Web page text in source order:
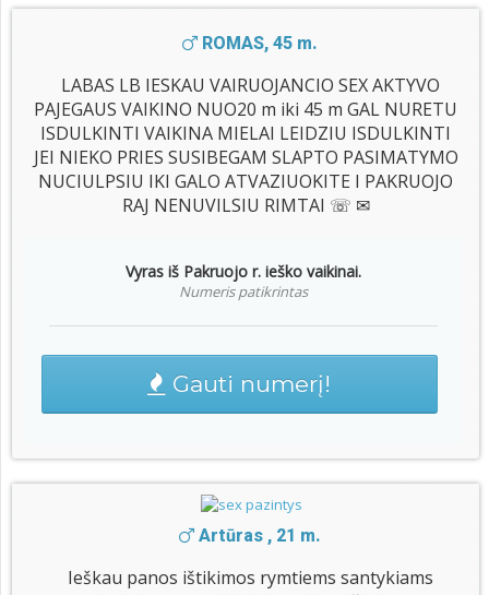
ROMAS, 45 m.
LABAS LB IESKAU VAIRUOJANCIO SEX AKTYVO
PAJEGAUS VAIKINO NUO20 m iki 45 m GAL NURETU
ISDULKINTI VAIKINA MIELAI LEIDZIU ISDULKINTI
JEI NIEKO PRIES SUSIBEGAM SLAPTO PASIMATYMO
NUCIULPSIU IKI GALO ATVAZIUOKITE I PAKRUOJO
RAJ NENUVILSIU RIMTAI ☏ ✉
Vyras iš Pakruojo r. ieško vaikinai.
Numeris patikrintas
Gauti numerį!
Artūras , 21 m.
Ieškau panos ištikimos rymtiems santykiams